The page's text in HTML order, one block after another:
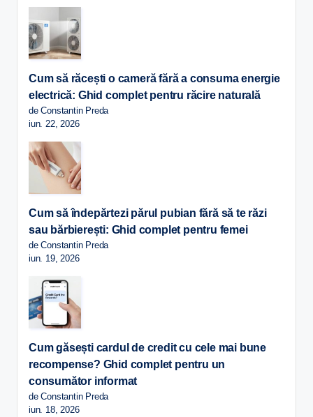
Cum să răcești o cameră fără a consuma energie
electrică: Ghid complet pentru răcire naturală
de Constantin Preda
iun. 22, 2026
Cum să îndepărtezi părul pubian fără să te răzi
sau bărbierești: Ghid complet pentru femei
de Constantin Preda
iun. 19, 2026
Cum găsești cardul de credit cu cele mai bune
recompense? Ghid complet pentru un
consumător informat
de Constantin Preda
iun. 18, 2026